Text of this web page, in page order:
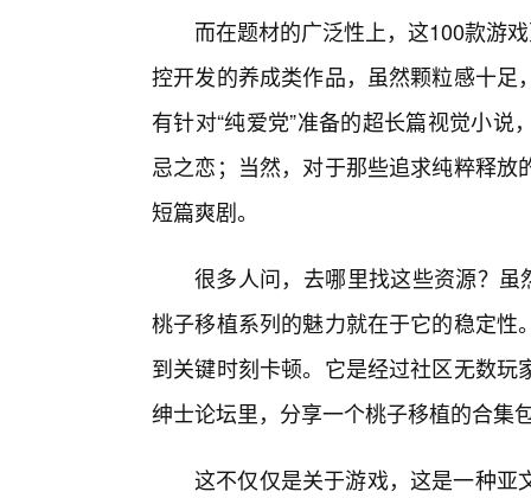
而在题材的广泛性上，这100款游
控开发的养成类作品，虽然颗粒感十
有针对“纯爱党”准备的超长篇视觉小
忌之恋；当然，对于那些追求纯粹释
短篇爽剧。
很多人问，去哪里找这些资源？虽
桃子移植系列的魅力就在于它的稳定
到关键时刻卡顿。它是经过社区无数
绅士论坛里，分享一个桃子移植的合集
这不仅仅是关于游戏，这是一种亚